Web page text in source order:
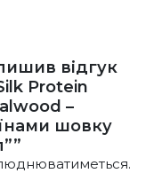
відгук
Protein
–
шовку